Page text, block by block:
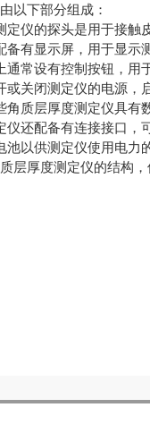
以下部分组成：
的探头是用于接触皮
显示屏，用于显示测
设有控制按钮，用于
闭测定仪的电源，启
层厚度测定仪具有数
配备有连接接口，可
以供测定仪使用电力的
厚度测定仪的结构，